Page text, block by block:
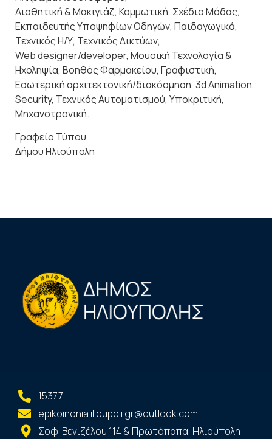
Αισθητική & Μακιγιάζ, Κομμωτική, Σχέδιο Μόδας,
Εκπαιδευτής Υποψηφίων Οδηγών, Παιδαγωγικά,
Τεχνικός Η/Υ, Τεχνικός Δικτύων,
Web designer/developer, Μουσική Τεχνολογία &
Ηχοληψία, Βοηθός Φαρμακείου, Γραφιστική,
Εσωτερική αρχιτεκτονική/διακόσμηση, 3d Animation,
Security, Τεχνικός Αυτοματισμού, Υποκριτική,
Μηχανοτρονική.
Γραφείο Τύπου
Δήμου Ηλιούπολη
15377
epikoinonia.ilioupoli.gr@outlook.com
Σοφ. Βενιζέλου 114 & Πρωτόπαπα, Ηλιούπολη